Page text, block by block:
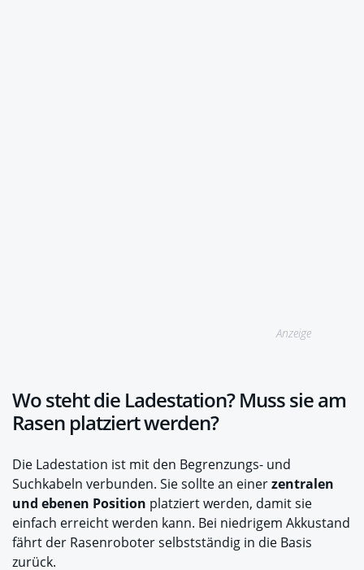
Anzeige
Wo steht die Ladestation? Muss sie am
Rasen platziert werden?
Die Ladestation ist mit den Begrenzungs- und
Suchkabeln verbunden. Sie sollte an einerzentralen
und ebenen Position platziert werden, damit sie
einfach erreicht werden kann. Bei niedrigem Akkustand
fährt der Rasenroboter selbstständig in die Basis
zurück.